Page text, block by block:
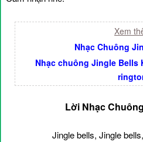
Xem
Nhạc Chuông
Nhạc chuông Jingle Bells
Lời Nhạc
Jingle bells, Jingle